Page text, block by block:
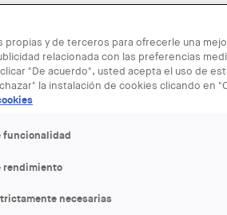
propias y de terceros para ofrecerle una
relacionada con las preferencias
"De acuerdo", usted acepta el uso de
la instalación de cookies clicando en
funcionalidad
rendimiento
necesarias